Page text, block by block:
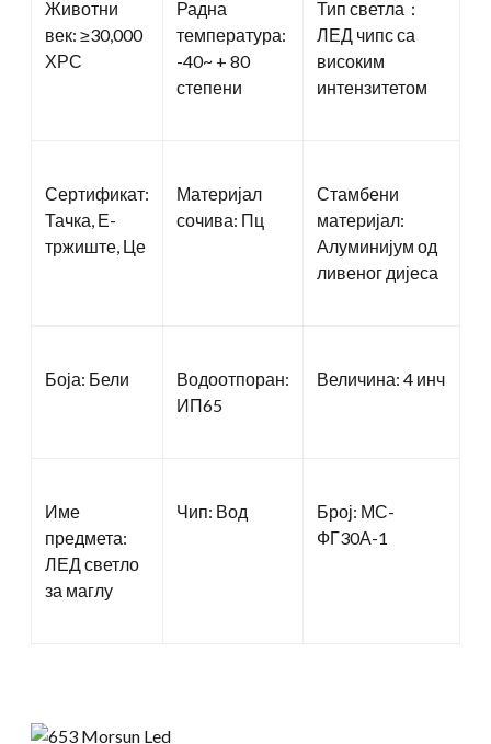
Животни
век: ≥30,000
ХРС
Радна
температура:
-40~ + 80
степени
Тип светла：
ЛЕД чипс са
високим
интензитетом
Сертификат:
Тачка, Е-
тржиште, Це
Материјал
сочива: Пц
Стамбени
материјал:
Алуминијум од
ливеног дијеса
Боја: Бели
Водоотпоран:
ИП65
Величина: 4 инч
Име
предмета:
ЛЕД светло
за маглу
Чип: Вод
Број: МС-
ФГ30А-1